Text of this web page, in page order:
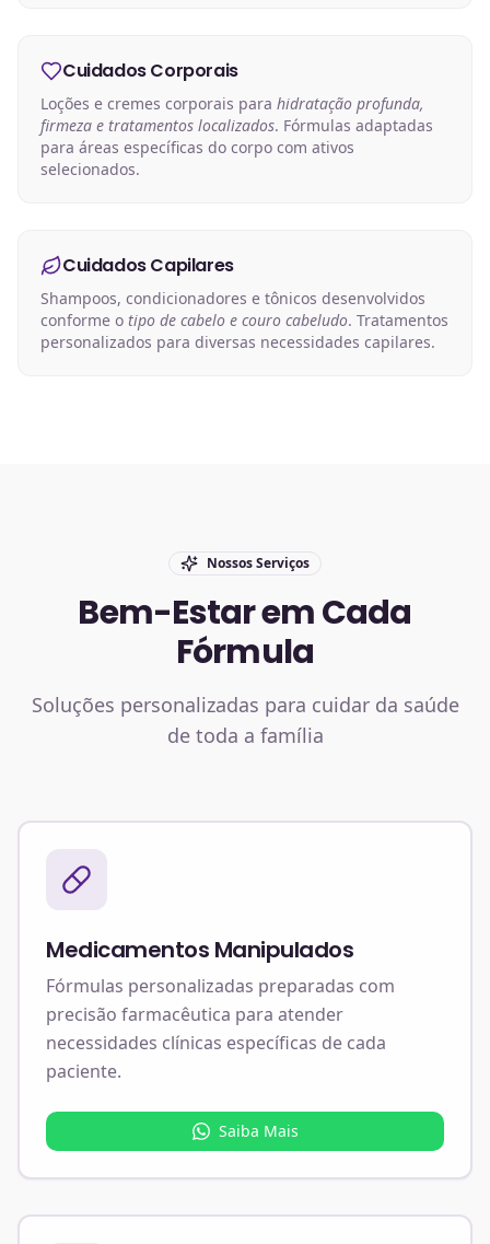
Cuidados Corporais
Loções e cremes corporais para hidratação profunda,
firmeza e tratamentos localizados. Fórmulas adaptadas
para áreas específicas do corpo com ativos
selecionados.
Cuidados Capilares
Shampoos, condicionadores e tônicos desenvolvidos
conforme o tipo de cabelo e couro cabeludo. Tratamentos
personalizados para diversas necessidades capilares.
Nossos Serviços
Bem-Estar em Cada
Fórmula
Soluções personalizadas para cuidar da saúde
de toda a família
Medicamentos Manipulados
Fórmulas personalizadas preparadas com
precisão farmacêutica para atender
necessidades clínicas específicas de cada
paciente.
Saiba Mais